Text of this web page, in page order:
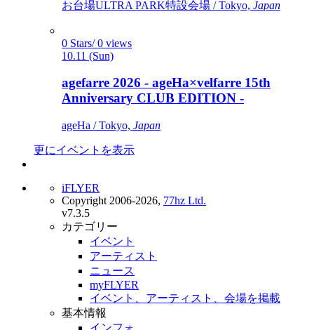
お台場ULTRA PARK特設会場 / Tokyo, Japan
0 Stars/ 0 views
10.11 (Sun)
agefarre 2026 - ageHa×velfarre 15th
Anniversary CLUB EDITION -
ageHa / Tokyo, Japan
更にイベントを表示
iFLYER
Copyright 2006-2026, 77hz Ltd.
v7.3.5
カテゴリー
イベント
アーティスト
ニュース
myFLYER
イベント、アーティスト、会場を掲載
基本情報
インフォ